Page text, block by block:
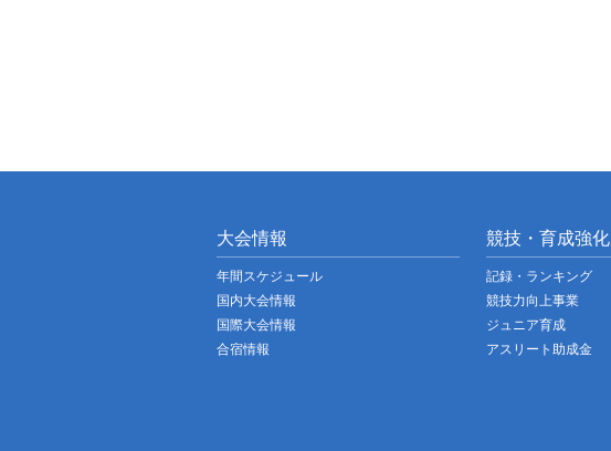
大会情報
年間スケジュール
国内大会情報
国際大会情報
合宿情報
競技・育成強化
記録・ランキング
競技力向上事業
ジュニア育成
アスリート助成金